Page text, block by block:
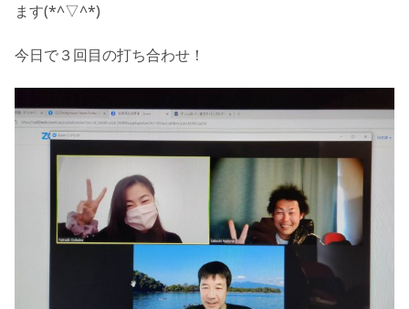
ます(*^▽^*)
今日で３回目の打ち合わせ！